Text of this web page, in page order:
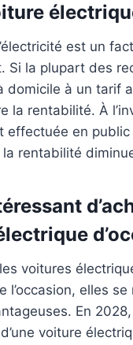
est un
Si la plupart des
domicile à un tarif
la rentabilité. À
effectuée en
la rentabilité
voitures
l’occasion, elles
En
voiture